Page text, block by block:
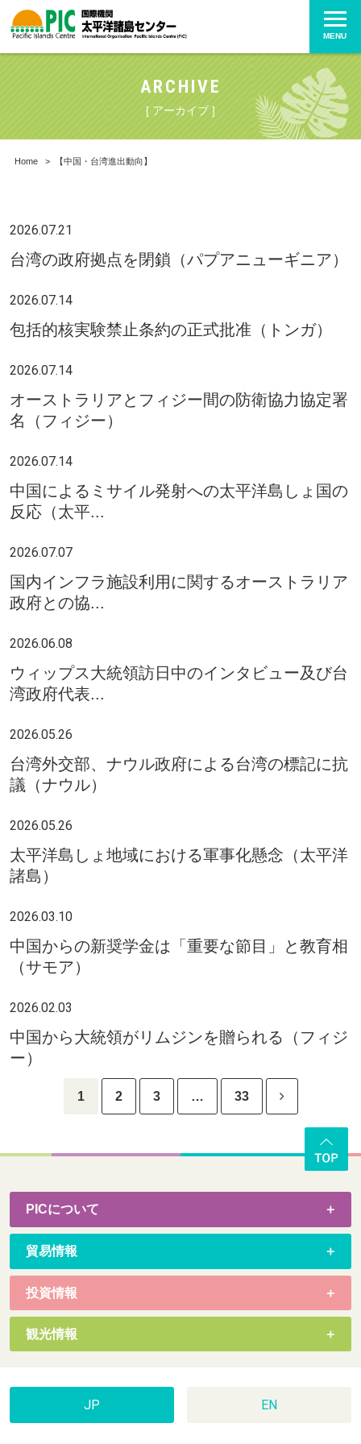
MENU
ARCHIVE
[ アーカイブ ]
Home > 【中国・台湾進出動向】
2026.07.21
台湾の政府拠点を閉鎖（パプアニューギニア）
2026.07.14
包括的核実験禁止条約の正式批准（トンガ）
2026.07.14
オーストラリアとフィジー間の防衛協力協定署
名（フィジー）
2026.07.14
中国によるミサイル発射への太平洋島しょ国の
反応（太平...
2026.07.07
国内インフラ施設利用に関するオーストラリア
政府との協...
2026.06.08
ウィップス大統領訪日中のインタビュー及び台
湾政府代表...
2026.05.26
台湾外交部、ナウル政府による台湾の標記に抗
議（ナウル）
2026.05.26
太平洋島しょ地域における軍事化懸念（太平洋
諸島）
2026.03.10
中国からの新奨学金は「重要な節目」と教育相
（サモア）
2026.02.03
中国から大統領がリムジンを贈られる（フィジ
ー）
1 2 3 … 33
PICについて
貿易情報
投資情報
観光情報
JP EN